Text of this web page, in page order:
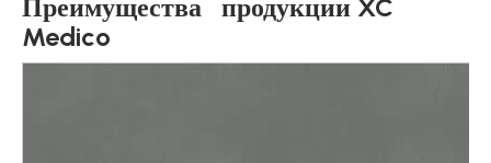
Преимущества продукции XC
Medico